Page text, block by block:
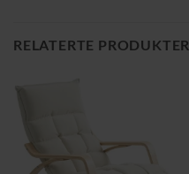
RELATERTE PRODUKTER